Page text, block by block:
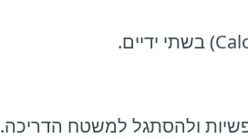
ולהסתגל למשטח הדריכה.